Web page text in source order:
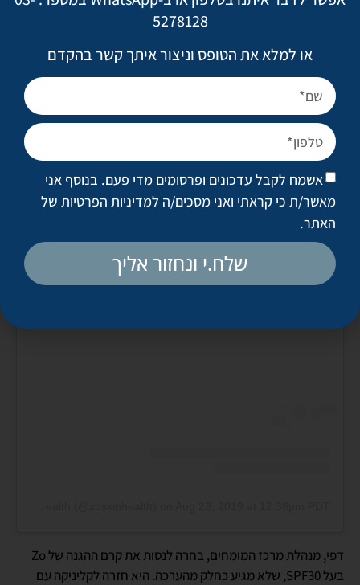
דפי, מנהלת מרכז המומחים, בחרה לנסות את קרם ההגנה של Zo
בעל SPF30, שלא מגיע כחלק מהערכה. היא חזרה לקליניקה עם
5278128
או למלא את הטופס וניצור איתך קשר בהקדם
אשמח לקבל עדכונים ופרסומים מדי פעם. בנוסף אני
מאשר/ת כי קראתי ואני מסכים/ה למדיניות הפרטיות של
האתר.
שלח.י ונחזור אליך